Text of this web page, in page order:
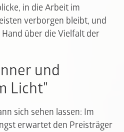
in die Arbeit im
verborgen bleibt, und
über die Vielfalt der
und
Licht"
sich sehen lassen: Im
erwartet den Preisträger